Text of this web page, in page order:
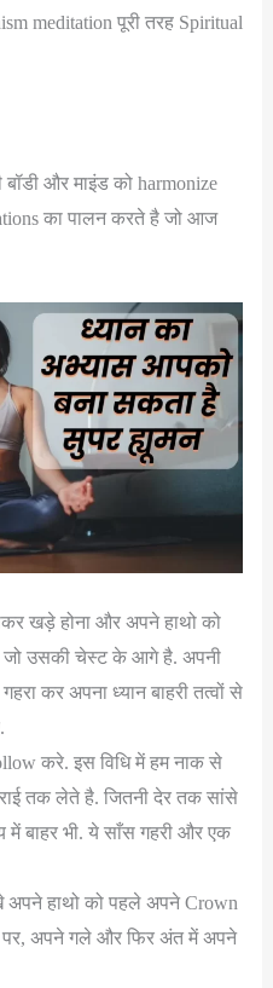
meditation पूरी तरह Spiritual
बॉडी और माइंड को harmonize
का पालन करते है जो आज
खड़े होना और अपने हाथो को
जो उसकी चेस्ट के आगे है. अपनी
कर अपना ध्यान बाहरी तत्वों से
करे. इस विधि में हम नाक से
तक लेते है. जितनी देर तक सांसे
में बाहर भी. ये साँस गहरी और एक
अपने हाथो को पहले अपने Crown
पर, अपने गले और फिर अंत में अपने